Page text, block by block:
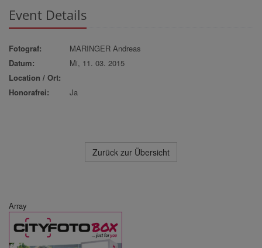
Event Details
Fotograf:
MARINGER Andreas
Datum:
Mi, 11. 03. 2015
Location / Ort:
Honorafrei:
Ja
Zurück zur Übersicht
Array